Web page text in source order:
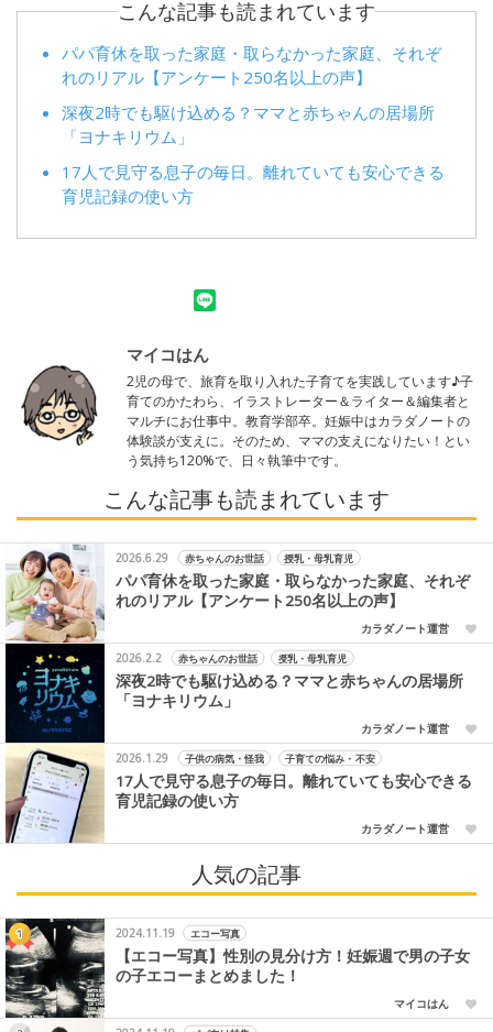
こんな記事も読まれています
パパ育休を取った家庭・取らなかった家庭、それぞ
れのリアル【アンケート250名以上の声】
深夜2時でも駆け込める？ママと赤ちゃんの居場所
「ヨナキリウム」
17人で見守る息子の毎日。離れていても安心できる
育児記録の使い方
マイコはん
2児の母で、旅育を取り入れた子育てを実践しています♪子
育てのかたわら、イラストレーター＆ライター＆編集者と
マルチにお仕事中。教育学部卒。妊娠中はカラダノートの
体験談が支えに。そのため、ママの支えになりたい！とい
う気持ち120%で、日々執筆中です。
こんな記事も読まれています
2026.6.29 赤ちゃんのお世話 授乳・母乳育児
パパ育休を取った家庭・取らなかった家庭、それぞ
れのリアル【アンケート250名以上の声】
カラダノート運営
2026.2.2
赤ちゃんのお世話 授乳・母乳育児
深夜2時でも駆け込める？ママと赤ちゃんの居場所
「ヨナキリウム」
カラダノート運営
2026.1.29
子供の病気・怪我 子育ての悩み・不安
17人で見守る息子の毎日。離れていても安心できる
育児記録の使い方
カラダノート運営
人気の記事
2024.11.19 エコー写真
【エコー写真】性別の見分け方！妊娠週で男の子女
の子エコーまとめました！
マイコはん